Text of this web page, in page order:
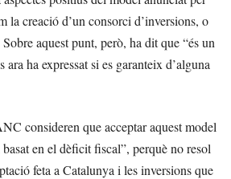
la creació d’un consorci d’inversions, o
aquest punt, però, ha dit que “és un
ha expressat si es garanteix d’alguna
consideren que acceptar aquest model
basat en el dèficit fiscal”, perquè no resol
feta a Catalunya i les inversions que